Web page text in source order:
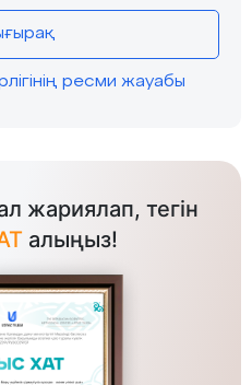
ресми жауабы
жариялап, тегін
алыңыз!